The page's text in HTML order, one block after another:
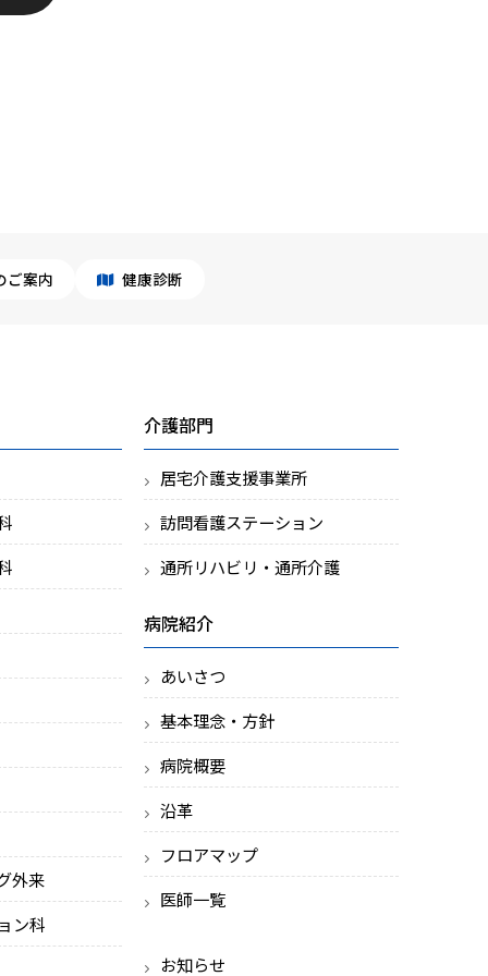
ご案内 健康診断
外来
ン科
介護部門
居宅介護支援事業所
訪問看護ステーション
通所リハビリ・通所介護
病院紹介
あいさつ
基本理念・方針
病院概要
沿革
フロアマップ
医師一覧
お知らせ